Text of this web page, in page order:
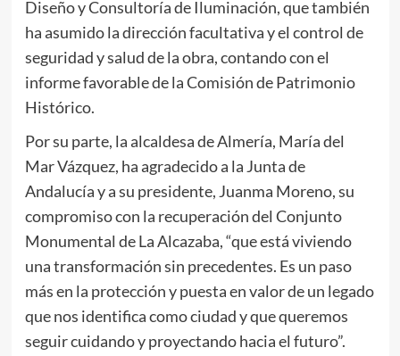
Diseño y Consultoría de Iluminación, que también
ha asumido la dirección facultativa y el control de
seguridad y salud de la obra, contando con el
informe favorable de la Comisión de Patrimonio
Histórico.
Por su parte, la alcaldesa de Almería, María del
Mar Vázquez, ha agradecido a la Junta de
Andalucía y a su presidente, Juanma Moreno, su
compromiso con la recuperación del Conjunto
Monumental de La Alcazaba, “que está viviendo
una transformación sin precedentes. Es un paso
más en la protección y puesta en valor de un legado
que nos identifica como ciudad y que queremos
seguir cuidando y proyectando hacia el futuro”.